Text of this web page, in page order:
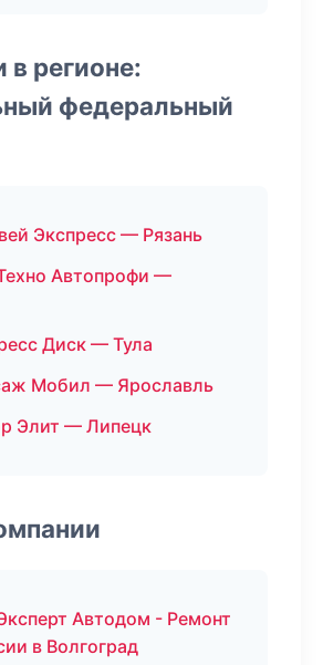
в регионе:
федеральный
Экспресс — Рязань
Автопрофи —
Диск — Тула
Мобил — Ярославль
Элит — Липецк
Автодом - Ремонт
в Волгоград